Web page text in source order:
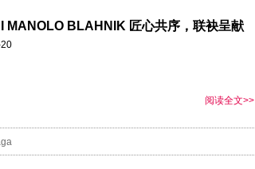
MANOLO BLAHNIK 匠心共序，联袂呈献
阅读全文>>